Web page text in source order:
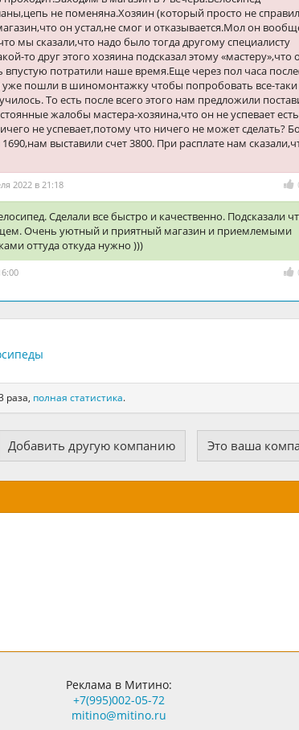
не поменяна.Хозяин (который просто не
он устал,не смог и отказывается.Мол он
мы сказали,что надо было тогда другому специалисту
то друг этого хозяина подсказал этому «мастеру»,что
впустую потратили наше время.Еще через пол часа
пошли в шиномонтажку чтобы попробовать все-таки
То есть после всего этого нам предложили
жалобы мастера-хозяина,что он не успевает
не успевает,потому что ничего не может сделать?
выставили счет 3800. При расплате нам
2022 в 21:18
Сделали все быстро и качественно. Подсказали
Очень уютный и приятный магазин и приемлемыми
оттуда откуда нужно )))
раза, полная статистика.
Добавить другую компанию Это ваша
Реклама в Митино:
+7(995)002-05-72
mitino@mitino.ru